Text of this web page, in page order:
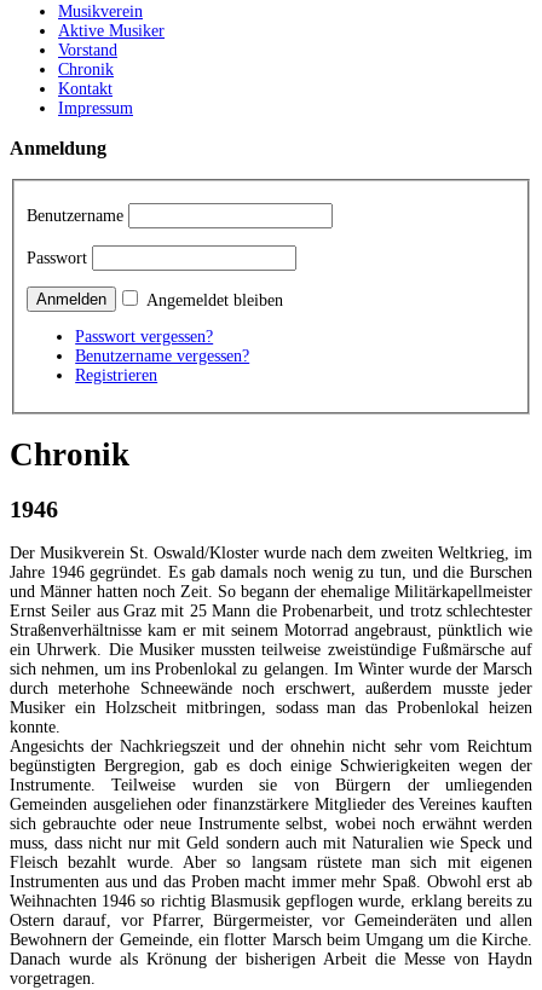
Musikverein
Aktive Musiker
Vorstand
Chronik
Kontakt
Impressum
Anmeldung
Benutzername
Passwort
Angemeldet bleiben
Passwort vergessen?
Benutzername vergessen?
Registrieren
Chronik
1946
Der Musikverein St. Oswald/Kloster wurde nach dem zweiten Weltkrieg, im
Jahre 1946 gegründet. Es gab damals noch wenig zu tun, und die Burschen
und Männer hatten noch Zeit. So begann der ehemalige Militärkapellmeister
Ernst Seiler aus Graz mit 25 Mann die Probenarbeit, und trotz schlechtester
Straßenverhältnisse kam er mit seinem Motorrad angebraust, pünktlich wie
ein Uhrwerk. Die Musiker mussten teilweise zweistündige Fußmärsche auf
sich nehmen, um ins Probenlokal zu gelangen. Im Winter wurde der Marsch
durch meterhohe Schneewände noch erschwert, außerdem musste jeder
Musiker ein Holzscheit mitbringen, sodass man das Probenlokal heizen
konnte.
Angesichts der Nachkriegszeit und der ohnehin nicht sehr vom Reichtum
begünstigten Bergregion, gab es doch einige Schwierigkeiten wegen der
Instrumente. Teilweise wurden sie von Bürgern der umliegenden
Gemeinden ausgeliehen oder finanzstärkere Mitglieder des Vereines kauften
sich gebrauchte oder neue Instrumente selbst, wobei noch erwähnt werden
muss, dass nicht nur mit Geld sondern auch mit Naturalien wie Speck und
Fleisch bezahlt wurde. Aber so langsam rüstete man sich mit eigenen
Instrumenten aus und das Proben macht immer mehr Spaß. Obwohl erst ab
Weihnachten 1946 so richtig Blasmusik gepflogen wurde, erklang bereits zu
Ostern darauf, vor Pfarrer, Bürgermeister, vor Gemeinderäten und allen
Bewohnern der Gemeinde, ein flotter Marsch beim Umgang um die Kirche.
Danach wurde als Krönung der bisherigen Arbeit die Messe von Haydn
vorgetragen.